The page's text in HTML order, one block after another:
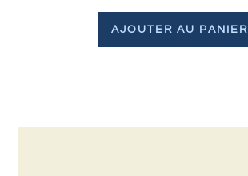
AJOUTER AU PANIER